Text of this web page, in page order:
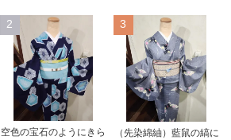
2
空色の宝石のようにきら
3
（先染綿紬）藍鼠の縞に